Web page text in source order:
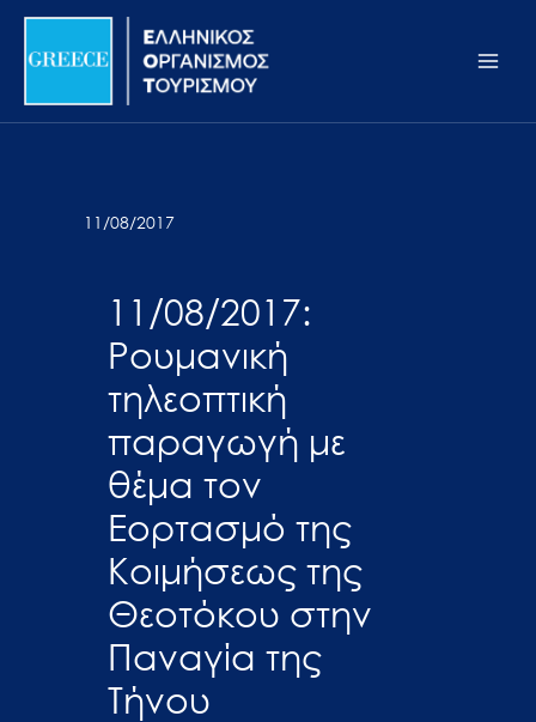
Σημείωση:
ιστότοπος
προσβασιμότητας.
Μετάβαση
περιεχόμενο
11/08/2017
11/08/2017:
Ρουμανική
τηλεοπτική
παραγωγή με
θέμα τον
Εορτασμό της
Κοιμήσεως της
Θεοτόκου στην
Παναγία της
Τήνου